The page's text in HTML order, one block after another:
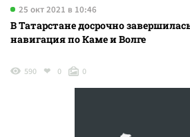
25 окт 2021 в 10:46
В Татарстане досрочно
навигация по Каме и Волге
590 0 0